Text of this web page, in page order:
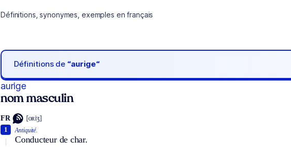
Définitions, synonymes, exemples en français
Définitions de “aurige“
aurige
nom masculin
FR [oʀiʒ]
Antiquité.
Conducteur de char.
1